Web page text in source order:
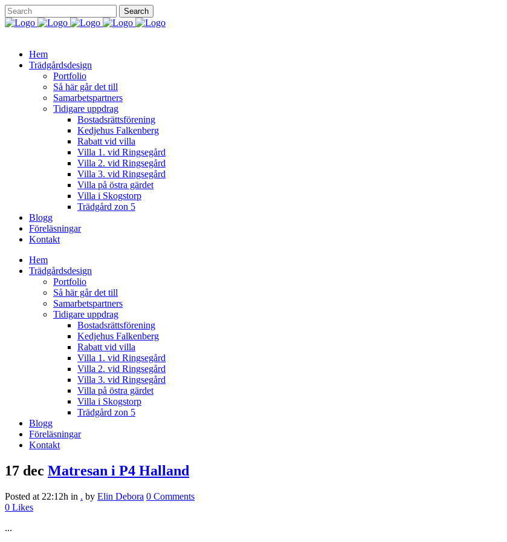
Hem
Trädgårdsdesign
Portfolio
Så här går det till
Samarbetspartners
Tidigare uppdrag
Bostadsrättsförening
Kedjehus Falkenberg
Rabatt vid villa
Villa 1. vid Ringsegård
Villa 2. vid Ringsegård
Villa 3. vid Ringsegård
Villa på östra gärdet
Villa i Skogstorp
Trädgård zon 5
Blogg
Föreläsningar
Kontakt
Hem
Trädgårdsdesign
Portfolio
Så här går det till
Samarbetspartners
Tidigare uppdrag
Bostadsrättsförening
Kedjehus Falkenberg
Rabatt vid villa
Villa 1. vid Ringsegård
Villa 2. vid Ringsegård
Villa 3. vid Ringsegård
Villa på östra gärdet
Villa i Skogstorp
Trädgård zon 5
Blogg
Föreläsningar
Kontakt
17 dec Matresan i P4 Halland
Posted at 22:12h in . by Elin Debora 0 Comments
0 Likes
...